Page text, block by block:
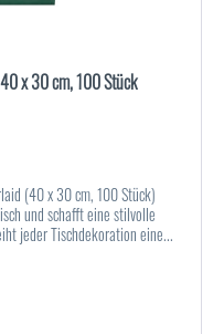
x 30 cm, 100 Stück
(40 x 30 cm, 100 Stück)
und schafft eine stilvolle
jeder Tischdekoration eine...